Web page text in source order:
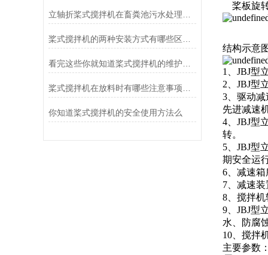
你知道桨式搅拌机的安全使用方法么
桨板旋
结构示意
1、JBJ型
2、JBJ型
3、驱动
先进减速
4、JBJ型
转。
5、JBJ型
期安全运
6、减速
7、减速
8、搅拌
9、JBJ型
水、防腐
10、搅拌
主要参数